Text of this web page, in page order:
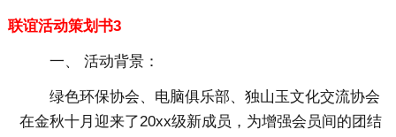
联谊活动策划书3
一、 活动背景：
绿色环保协会、电脑俱乐部、独山玉文化交流协会
在金秋十月迎来了20xx级新成员，为增强会员间的团结